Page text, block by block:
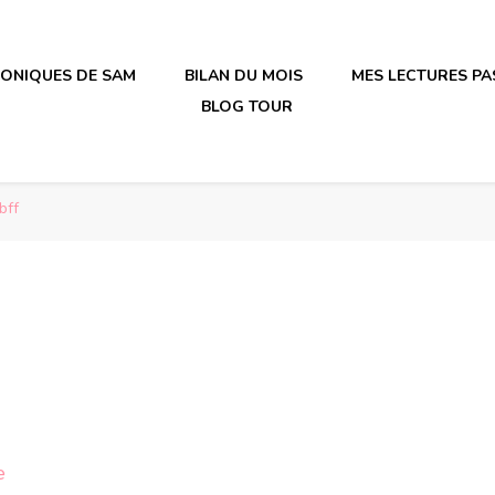
en plastique
DE SAM BILAN DU MOIS
MES LECTURES
BLOG TOUR